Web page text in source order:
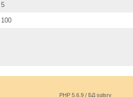
5
100
PHP 5.6.9 / БД sqlsrv